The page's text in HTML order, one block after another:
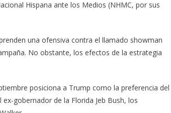
Hispana ante los Medios (NHMC, por sus
una ofensiva contra el llamado showman
No obstante, los efectos de la estrategia
posiciona a Trump como la preferencia del
gobernador de la Florida Jeb Bush, los